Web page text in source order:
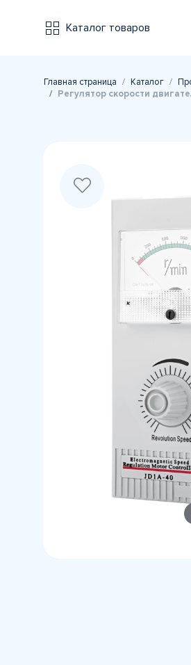
Каталог товаров
Главная страница Каталог
Регулятор скорости